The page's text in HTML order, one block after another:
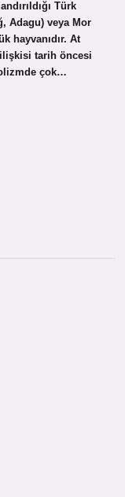
Türk
Adagu) veya Mor
hayvanıdır. At
tarih öncesi
çok…